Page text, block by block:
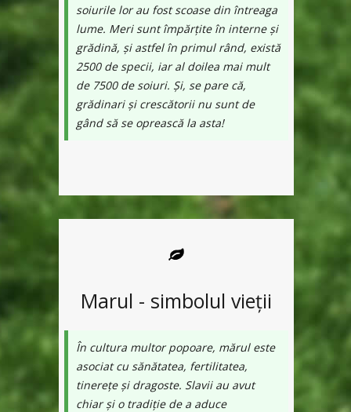
soiurile lor au fost scoase din întreaga
lume. Meri sunt împărțite în interne și
grădină, și astfel în primul rând, există
2500 de specii, iar al doilea mai mult
de 7500 de soiuri. Și, se pare că,
grădinari și crescătorii nu sunt de
gând să se oprească la asta!
Marul - simbolul vieții
În cultura multor popoare, mărul este
asociat cu sănătatea, fertilitatea,
tinerețe și dragoste. Slavii au avut
chiar și o tradiție de a aduce